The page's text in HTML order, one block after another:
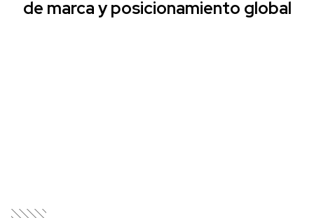
de marca y posicionamiento global